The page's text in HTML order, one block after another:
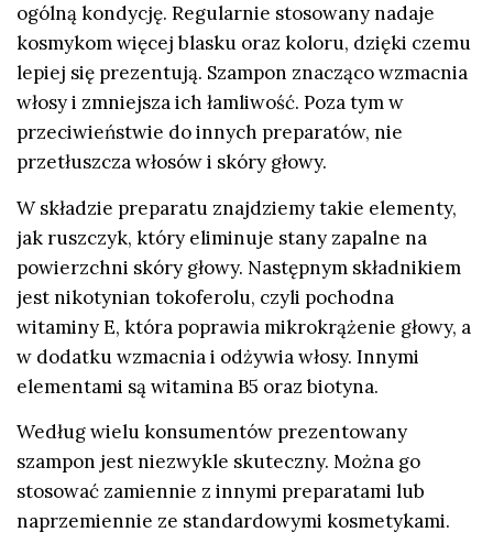
ogólną kondycję. Regularnie stosowany nadaje
kosmykom więcej blasku oraz koloru, dzięki czemu
lepiej się prezentują. Szampon znacząco wzmacnia
włosy i zmniejsza ich łamliwość. Poza tym w
przeciwieństwie do innych preparatów, nie
przetłuszcza włosów i skóry głowy.
W składzie preparatu znajdziemy takie elementy,
jak ruszczyk, który eliminuje stany zapalne na
powierzchni skóry głowy. Następnym składnikiem
jest nikotynian tokoferolu, czyli pochodna
witaminy E, która poprawia mikrokrążenie głowy, a
w dodatku wzmacnia i odżywia włosy. Innymi
elementami są witamina B5 oraz biotyna.
Według wielu konsumentów prezentowany
szampon jest niezwykle skuteczny. Można go
stosować zamiennie z innymi preparatami lub
naprzemiennie ze standardowymi kosmetykami.